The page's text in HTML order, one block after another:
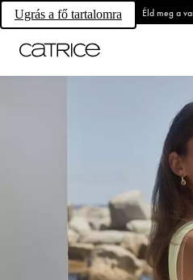
Ugrás a fő tartalomra Éld meg a